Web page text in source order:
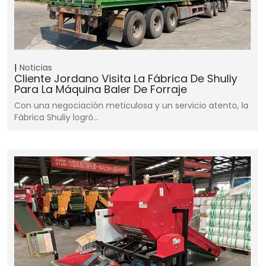
Noticias
Cliente Jordano Visita La Fábrica De Shuliy
Para La Máquina Baler De Forraje
Con una negociación meticulosa y un servicio atento, la
Fábrica Shuliy logró…